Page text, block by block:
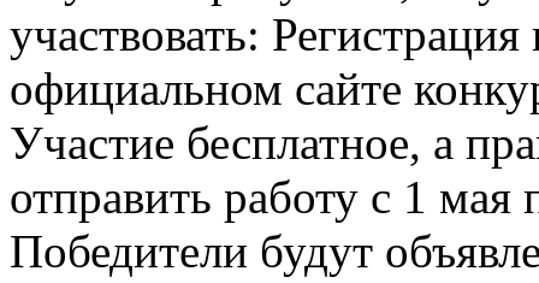
участвовать:
официальном сайте
Участие бесплатное, а
отправить работу с 1 мая
Победители будут